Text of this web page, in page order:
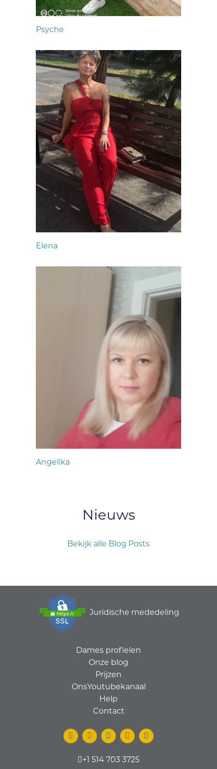
Psyche
Elena
Angelika
Nieuws
Bekijk alle Blog Posts
Juridische mededeling
Dames profielen
Onze blog
Prijzen
OnsYoutubekanaal
Help
Contact
+1 514 703 3725